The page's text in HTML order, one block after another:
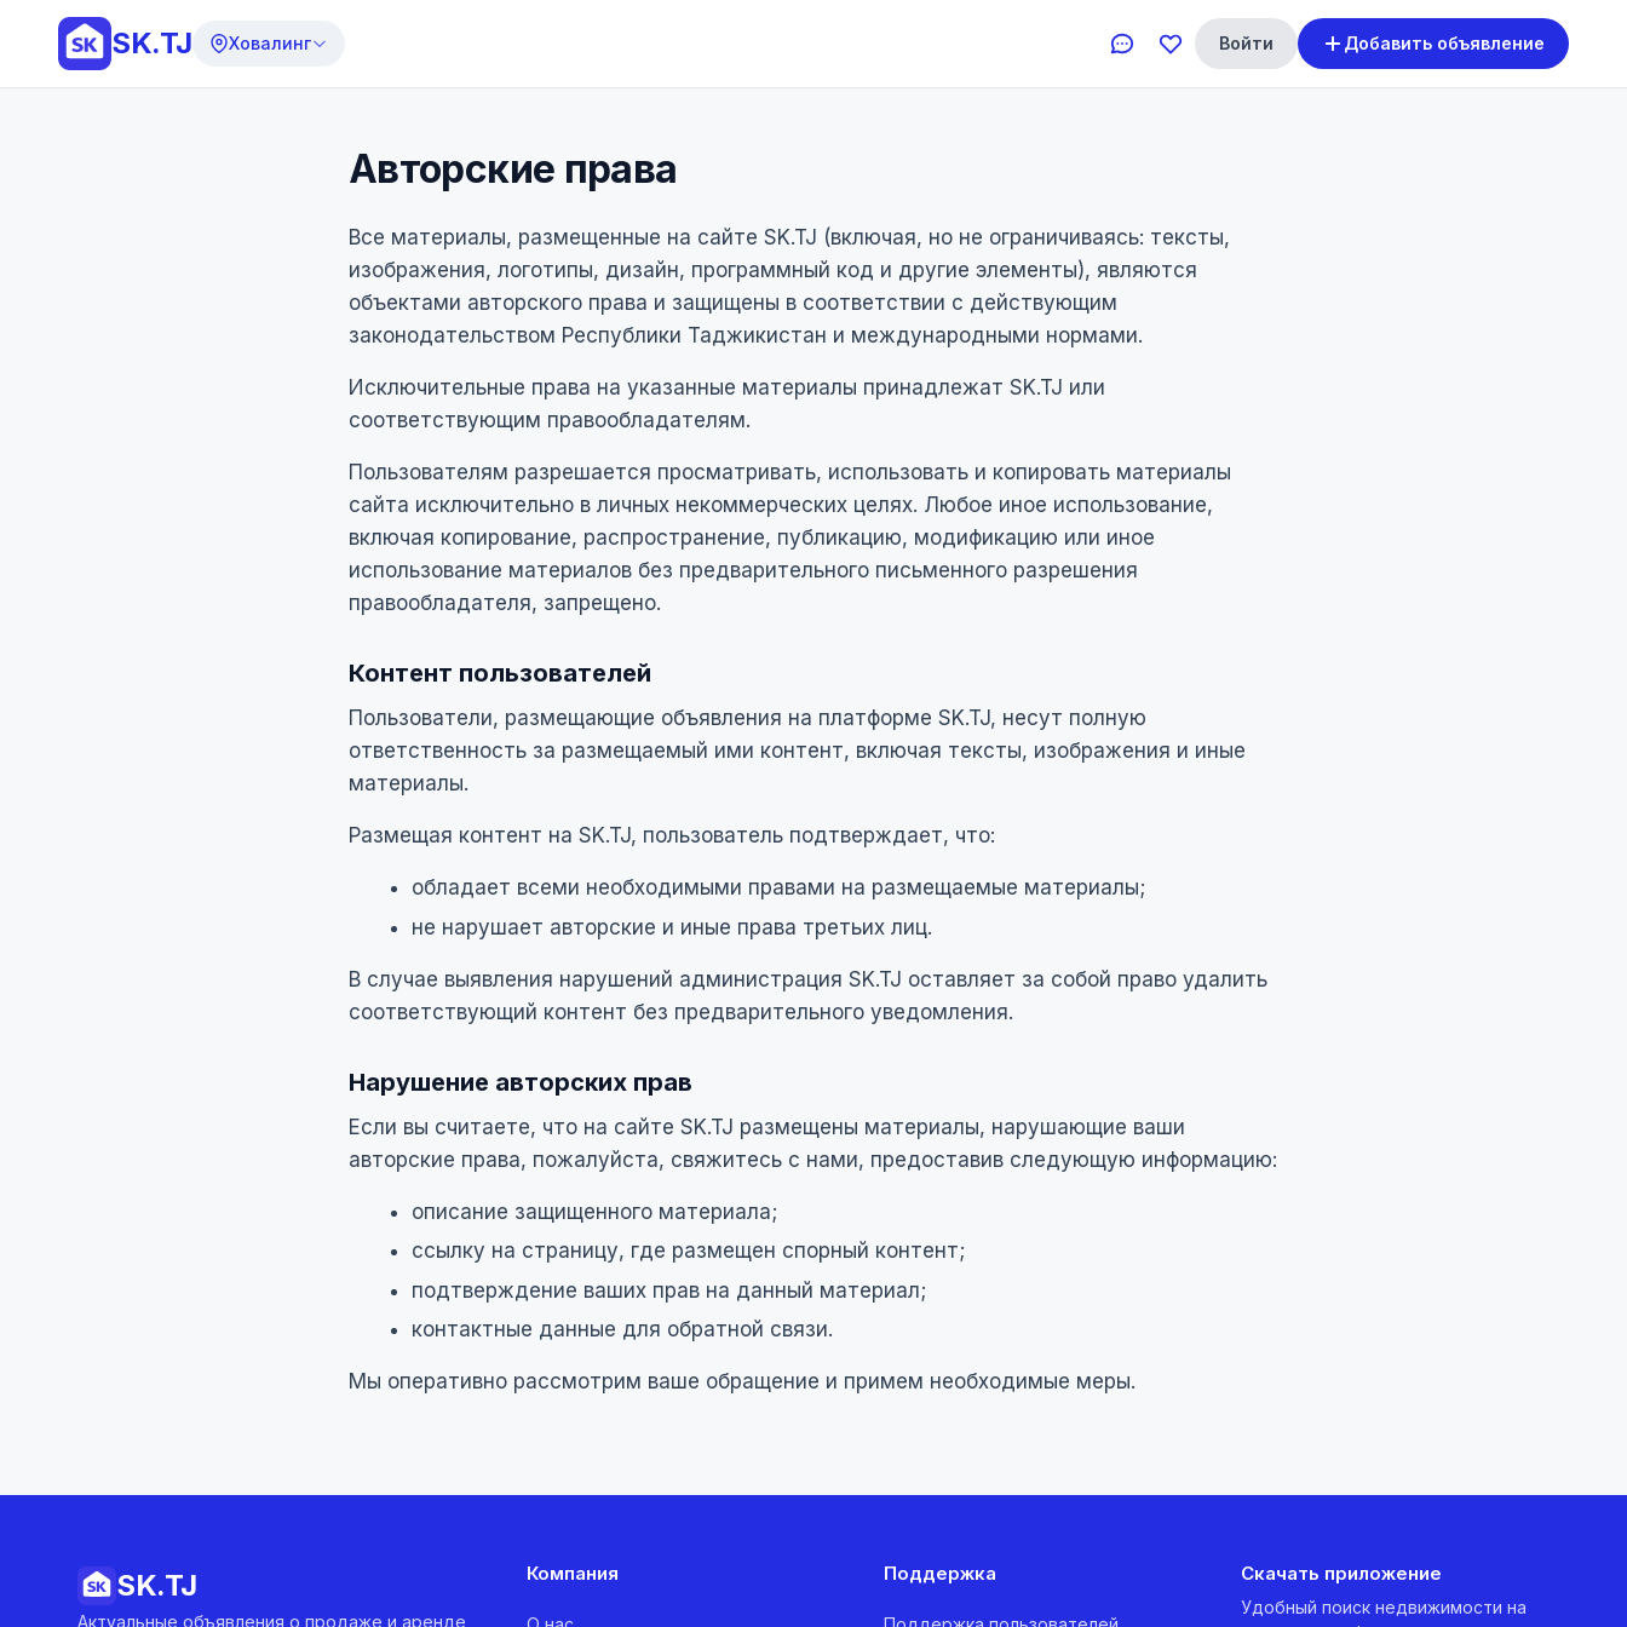
SK.TJ Ховалинг Войти Добавить объявление
Авторские права
Все материалы, размещенные на сайте SK.TJ (включая, но не ограничиваясь: тексты,
изображения, логотипы, дизайн, программный код и другие элементы), являются
объектами авторского права и защищены в соответствии с действующим
законодательством Республики Таджикистан и международными нормами.
Исключительные права на указанные материалы принадлежат SK.TJ или
соответствующим правообладателям.
Пользователям разрешается просматривать, использовать и копировать материалы
сайта исключительно в личных некоммерческих целях. Любое иное использование,
включая копирование, распространение, публикацию, модификацию или иное
использование материалов без предварительного письменного разрешения
правообладателя, запрещено.
Контент пользователей
Пользователи, размещающие объявления на платформе SK.TJ, несут полную
ответственность за размещаемый ими контент, включая тексты, изображения и иные
материалы.
Размещая контент на SK.TJ, пользователь подтверждает, что:
обладает всеми необходимыми правами на размещаемые материалы;
не нарушает авторские и иные права третьих лиц.
В случае выявления нарушений администрация SK.TJ оставляет за собой право удалить
соответствующий контент без предварительного уведомления.
Нарушение авторских прав
Если вы считаете, что на сайте SK.TJ размещены материалы, нарушающие ваши
авторские права, пожалуйста, свяжитесь с нами, предоставив следующую информацию:
описание защищенного материала;
ссылку на страницу, где размещен спорный контент;
подтверждение ваших прав на данный материал;
контактные данные для обратной связи.
Мы оперативно рассмотрим ваше обращение и примем необходимые меры.
SK.TJ
Актуальные объявления о продаже и аренде
Компания Поддержка Скачать приложение
Удобный поиск недвижимости на